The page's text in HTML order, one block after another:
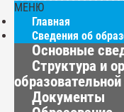
МЕНЮ
Главная
Сведения об
Основные
Структура и
Документы